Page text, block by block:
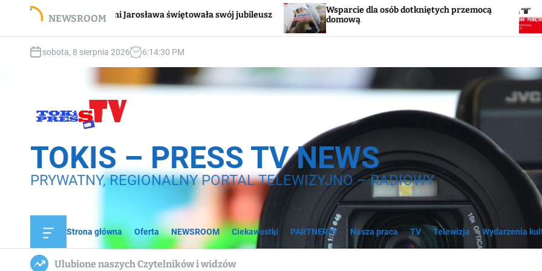
NEWSROOM
Pani Jarosława świętowała swój jubileusz
Wsparcie dla osób dotkniętych przemocą
domową
Godzina „W”.
sobota, 8 sierpnia 2026 6:14:31 PM
TOKIS – PRESS TV NEWS
PRYWATNY, REGIONALNY PORTAL TELEWIZYJNO – RADIOWY
O
f
c
Strona główna Oferta NEWSROOM Ciekawostki PARTNERZY Nasza praca TV Telewizja Wydarzenia
Ulubione naszych Czytelników i widzów